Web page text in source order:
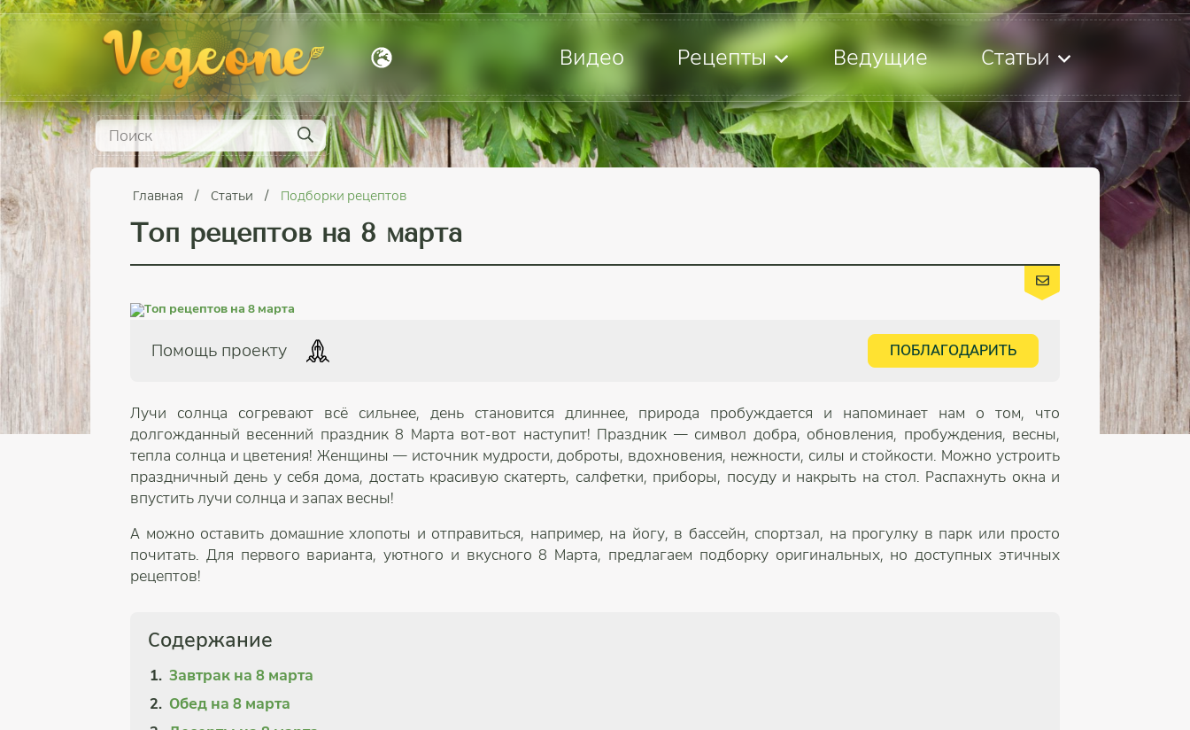
Видео Рецепты Ведущие Статьи
Главная Статьи Подборки рецептов
Топ рецептов на 8 марта
Помощь проекту ПОБЛАГОДАРИТЬ
Лучи солнца согревают всё сильнее, день становится длиннее, природа пробуждается и напоминает нам о том, что
долгожданный весенний праздник 8 Марта вот-вот наступит! Праздник — символ добра, обновления, пробуждения, весны,
тепла солнца и цветения! Женщины — источник мудрости, доброты, вдохновения, нежности, силы и стойкости. Можно устроить
праздничный день у себя дома, достать красивую скатерть, салфетки, приборы, посуду и накрыть на стол. Распахнуть окна и
впустить лучи солнца и запах весны!
А можно оставить домашние хлопоты и отправиться, например, на йогу, в бассейн, спортзал, на прогулку в парк или просто
почитать. Для первого варианта, уютного и вкусного 8 Марта, предлагаем подборку оригинальных, но доступных этичных
рецептов!
Содержание
Завтрак на 8 марта
Обед на 8 марта